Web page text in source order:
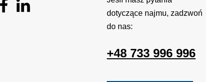
dotyczące najmu, zadzwoń
do nas:
+48 733 996 996